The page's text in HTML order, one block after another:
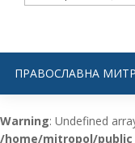
ПРАВОСЛАВНА
Warning: Undefined
/home/mitropol/